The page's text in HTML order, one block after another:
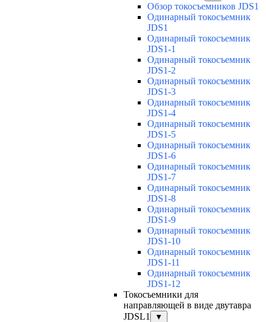
Обзор токосъемников JDS1
Одинарный токосъемник
JDS1
Одинарный токосъемник
JDS1-1
Одинарный токосъемник
JDS1-2
Одинарный токосъемник
JDS1-3
Одинарный токосъемник
JDS1-4
Одинарный токосъемник
JDS1-5
Одинарный токосъемник
JDS1-6
Одинарный токосъемник
JDS1-7
Одинарный токосъемник
JDS1-8
Одинарный токосъемник
JDS1-9
Одинарный токосъемник
JDS1-10
Одинарный токосъемник
JDS1-11
Одинарный токосъемник
JDS1-12
Токосъемники для
направляющей в виде двутавра
JDSL1
▼